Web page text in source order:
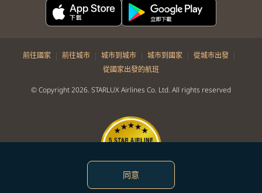
同意
前往國家 | 前往城市 | 城市到城市 | 城市到國家 | 從城市出發 |
從國家出發的航班
© Copyright 2026. STARLUX Airlines Co. Ltd. All rights reserved